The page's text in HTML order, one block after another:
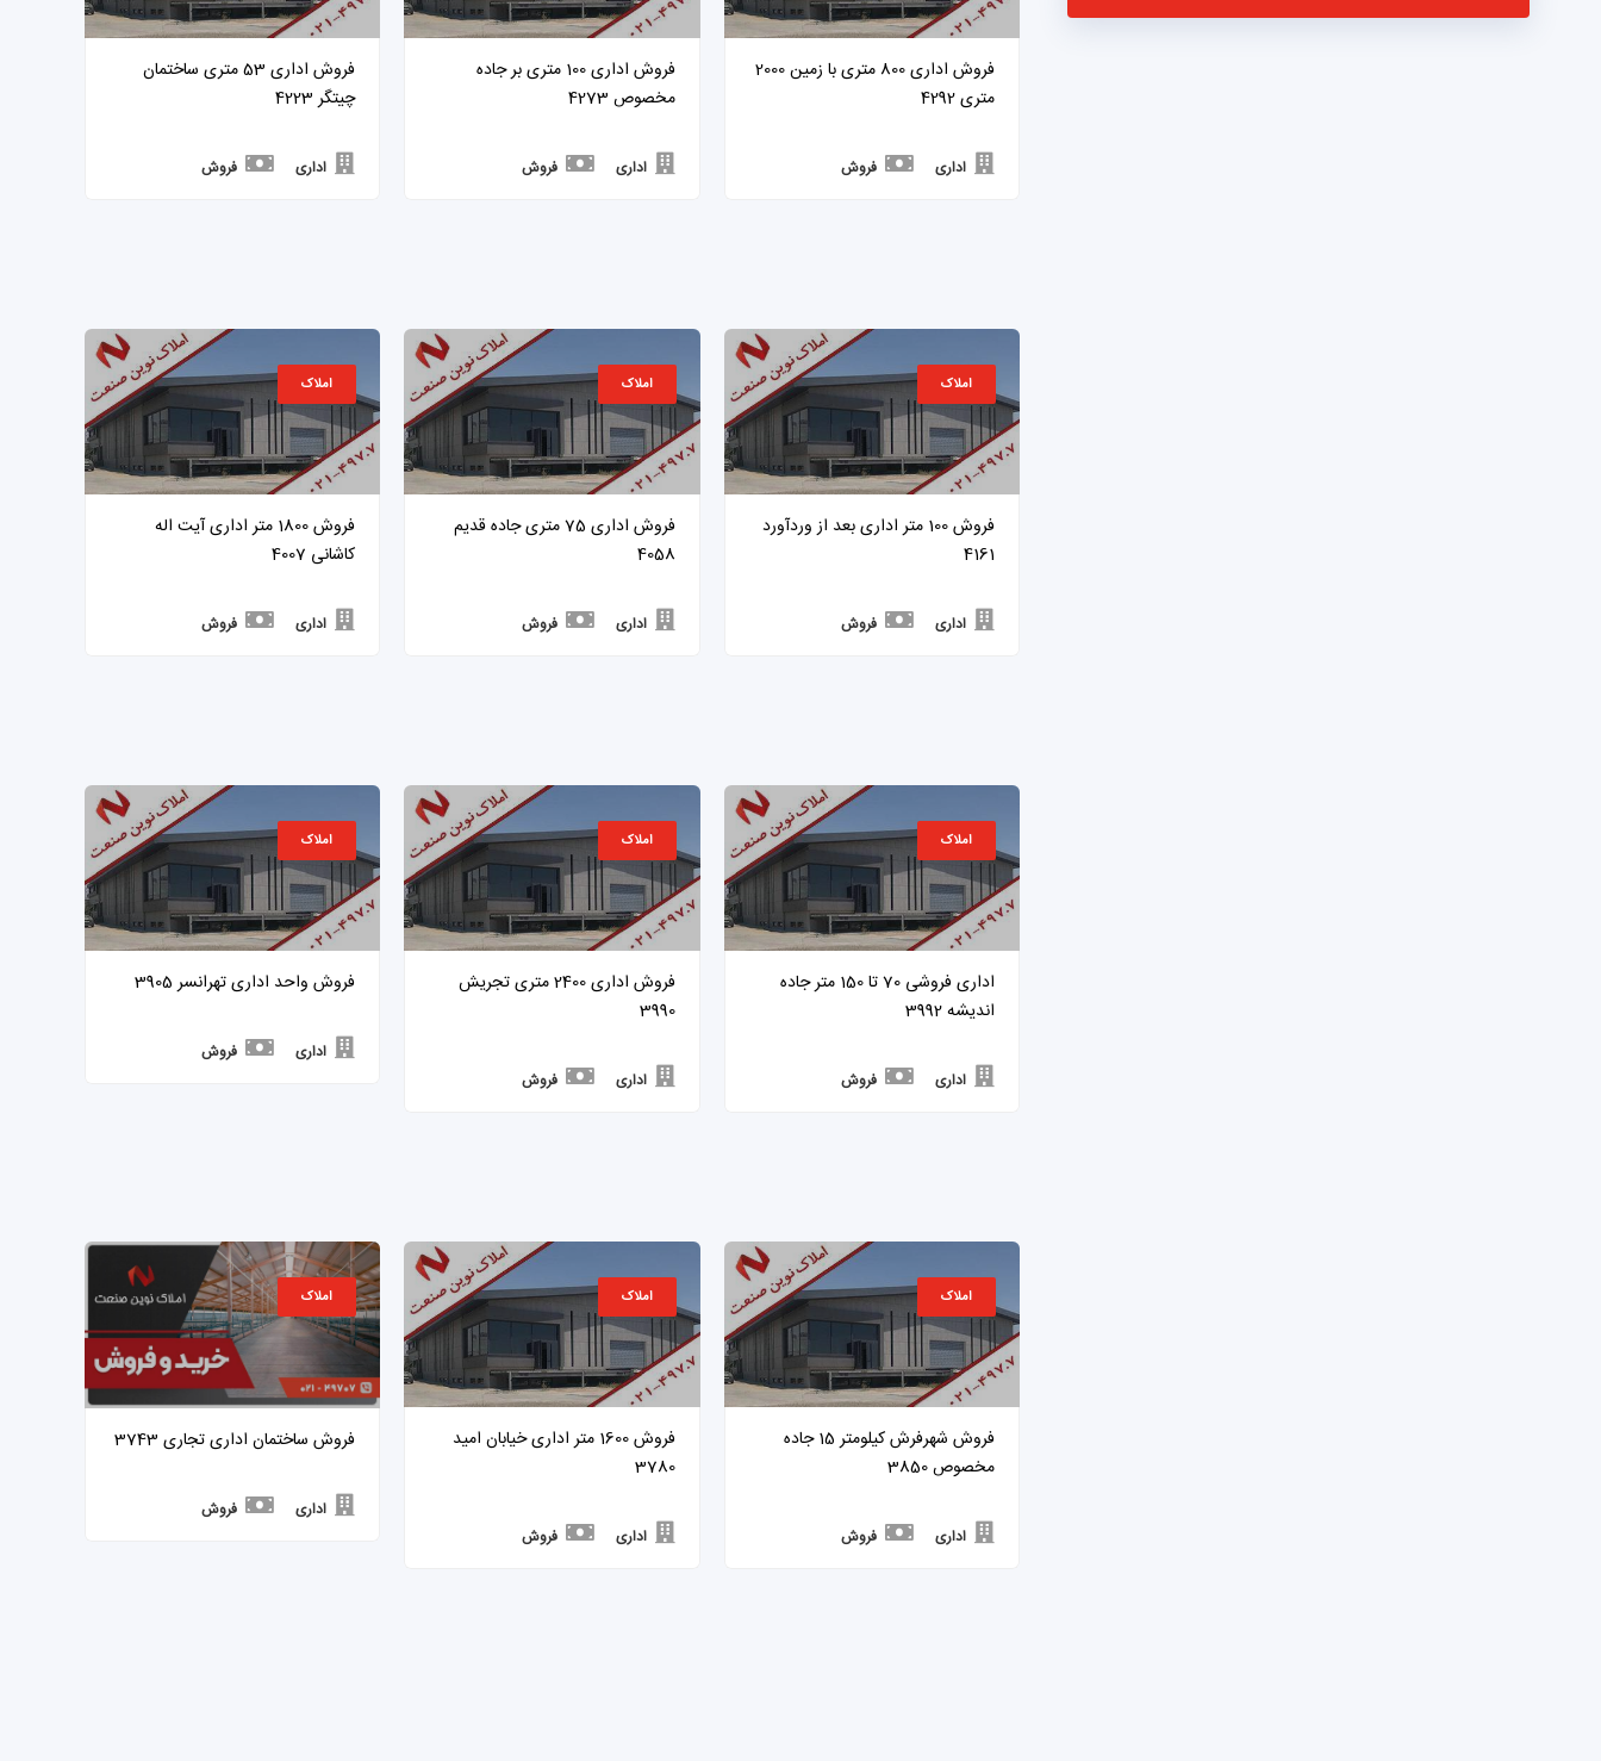
فروش اداری 800 متری با زمین 2000
متری 4292
اداری فروش
فروش اداری 100 متری بر جاده
مخصوص 4273
اداری فروش
فروش اداری 53 متری ساختمان
چیتگر 4223
اداری فروش
املاک
فروش 100 متر اداری بعد از وردآورد
4161
اداری فروش
املاک
فروش اداری 75 متری جاده قدیم
4058
اداری فروش
املاک
فروش 1800 متر اداری آیت اله
کاشانی 4007
اداری فروش
املاک
اداری فروشی 70 تا 150 متر جاده
اندیشه 3992
اداری فروش
املاک
فروش اداری 2400 متری تجریش
3990
اداری فروش
املاک
فروش واحد اداری تهرانسر 3905
اداری فروش
املاک
فروش شهرفرش کیلومتر 15 جاده
مخصوص 3850
اداری فروش
املاک
فروش 1600 متر اداری خیابان امید
3780
اداری فروش
املاک
فروش ساختمان اداری تجاری 3743
اداری فروش